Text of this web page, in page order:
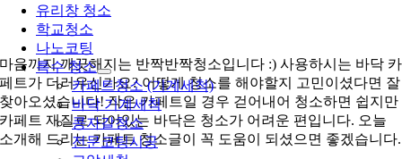
유리창 청소
학교청소
나노코팅
특수 청소
카페트청소 (기계세척)
바닥 기계세척
콩자갈청소
전문코팅시공
마음까지 깨끗해지는 반짝반짝청소입니다 :) 사용하시는 바닥 카
페트가 더러우신가요? 어떻게 청소를 해야할지 고민이셨다면 잘
찾아오셨습니다! 작은 카페트일 경우 걷어내어 청소하면 쉽지만
카페트 재질로 되어있는 바닥은 청소가 어려운 편입니다. 오늘
소개해 드리는 카페트 청소글이 꼭 도움이 되셨으면 좋겠습니다.